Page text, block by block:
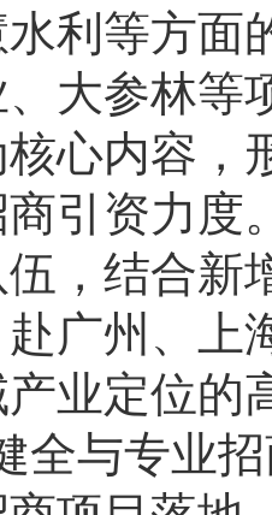
利 等方面
大参林等
心内容，
资力度。
，结合新
广州、上
业定位的
全与专业